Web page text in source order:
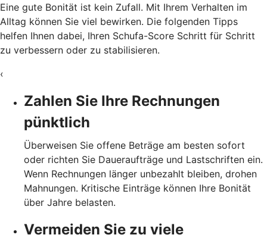
Eine gute Bonität ist kein Zufall. Mit Ihrem Verhalten im
Alltag können Sie viel bewirken. Die folgenden Tipps
helfen Ihnen dabei, Ihren Schufa-Score Schritt für Schritt
zu verbessern oder zu stabilisieren.
‹
Zahlen Sie Ihre Rechnungen
pünktlich
Überweisen Sie offene Beträge am besten sofort
oder richten Sie Daueraufträge und Lastschriften ein.
Wenn Rechnungen länger unbezahlt bleiben, drohen
Mahnungen. Kritische Einträge können Ihre Bonität
über Jahre belasten.
Vermeiden Sie zu viele